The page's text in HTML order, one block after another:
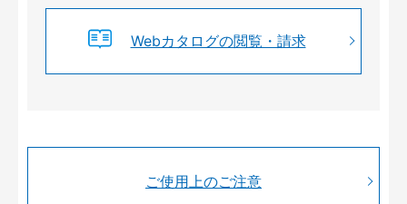
Webカタログの閲覧・請求
ご使用上のご注意